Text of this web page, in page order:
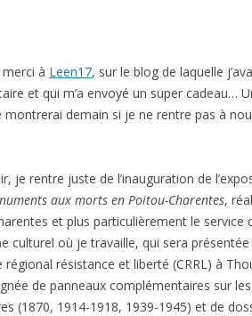
à Leen17, sur le blog de laquelle
et qui m’a envoyé un super cadeau…
montrerai demain si je ne rentre pas à
je rentre juste de l’inauguration de
aux morts en Poitou-Charentes,
et plus particulièrement le service
culturel où je travaille, qui sera présentée
régional résistance et liberté (CRRL) à
de panneaux complémentaires sur
(1870, 1914-1918, 1939-1945) et de